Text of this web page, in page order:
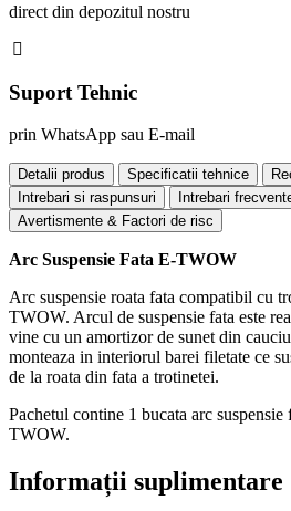
direct din depozitul nostru
Suport Tehnic
prin WhatsApp sau E-mail
Detalii produs Specificatii tehnice
Intrebari si raspunsuri
Intrebari
Avertismente & Factori de risc
Arc Suspensie Fata E-TWOW
Arc suspensie roata fata compatibil cu
TWOW. Arcul de suspensie fata este
vine cu un amortizor de sunet din
monteaza in interiorul barei filetate ce
de la roata din fata a trotinetei.
Pachetul contine 1 bucata arc
TWOW.
Informații suplimentare